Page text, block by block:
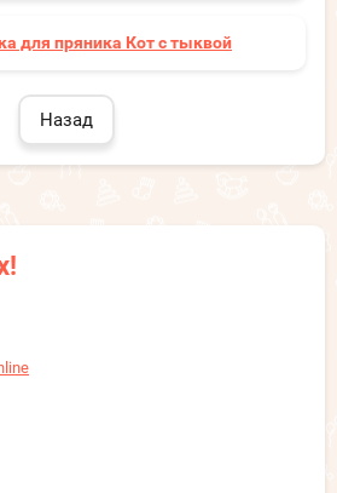
для пряника Кот с тыквой
Назад